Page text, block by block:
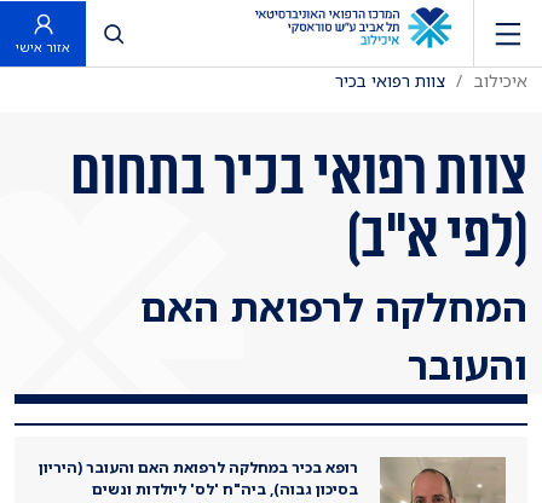
פתח חיפוש
אזור אישי
איכילוב צוות רפואי בכיר
צוות רפואי בכיר בתחום
(לפי א"ב)
המחלקה לרפואת האם
והעובר
רופא בכיר במחלקה לרפואת האם והעובר (היריון
בסיכון גבוה), ביה"ח 'לס' ליולדות ונשים